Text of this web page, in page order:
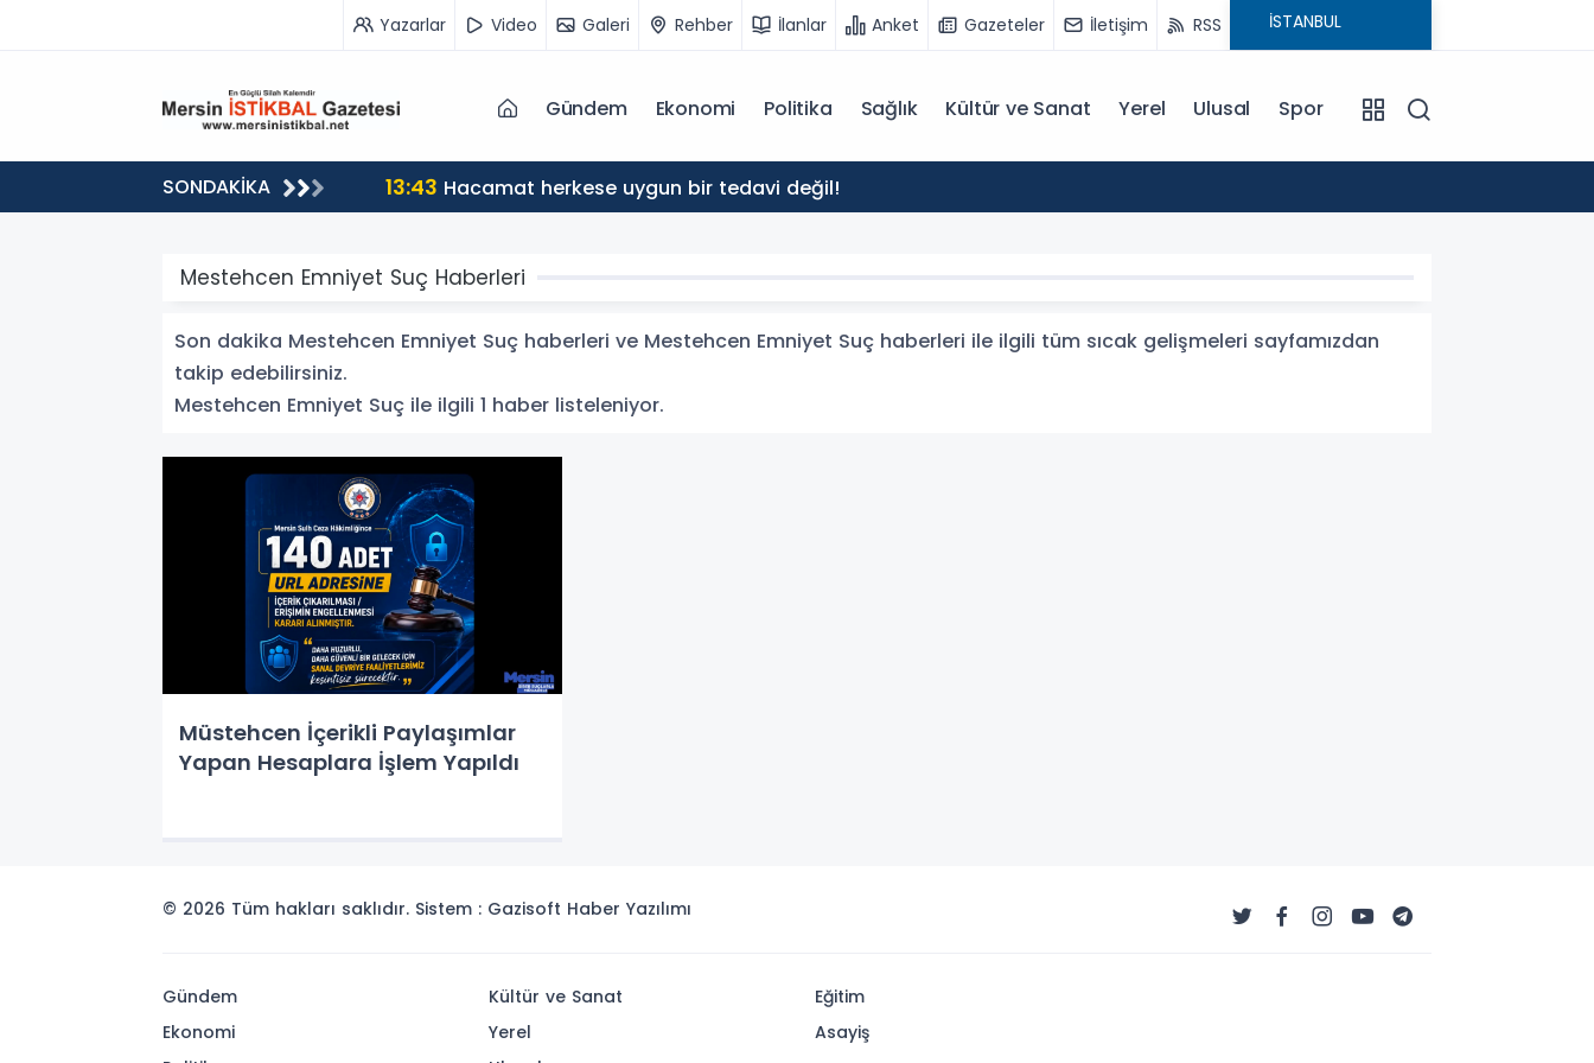
Yazarlar Video Galeri Rehber İlanlar Anket Gazeteler İletişim RSS
Gündem Ekonomi Politika Sağlık Kültür ve Sanat Yerel Ulusal Spor
SONDAKİKA 13:43 Hacamat herkese uygun bir tedavi değil!
Mestehcen Emniyet Suç Haberleri
Son dakika Mestehcen Emniyet Suç haberleri ve Mestehcen Emniyet Suç haberleri ile ilgili tüm sıcak gelişmeleri sayfamızdan
takip edebilirsiniz.
Mestehcen Emniyet Suç ile ilgili 1 haber listeleniyor.
Müstehcen İçerikli Paylaşımlar
Yapan Hesaplara İşlem Yapıldı
© 2026 Tüm hakları saklıdır. Sistem : Gazisoft Haber Yazılımı
Gündem
Ekonomi
Kültür ve Sanat
Yerel
Eğitim
Asayiş